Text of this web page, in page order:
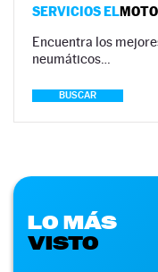
SERVICIOS EL
Encuentra los
neumáticos…
BUSCAR
LO MÁS
VISTO